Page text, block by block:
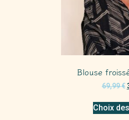
Blouse
69,99€
Choix